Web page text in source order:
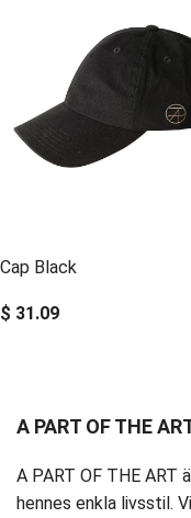
Cap Black
$ 31.09
A PART OF THE
A PART OF THE ART
hennes enkla livsstil.